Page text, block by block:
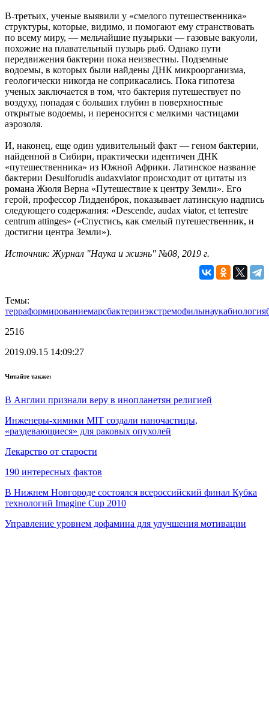
В-третьих, ученые выявили у «смелого путешественника»
структуры, которые, видимо, и помогают ему странствовать
по всему миру, — мельчайшие пузырьки — газовые вакуоли,
похожие на плавательный пузырь рыб. Однако пути
передвижения бактерии пока неизвестны. Подземные
водоемы, в которых были найдены ДНК микроорганизма,
геологически никогда не соприкасались. Пока гипотеза
ученых заключается в том, что бактерия путешествует по
воздуху, попадая с больших глубин в поверхностные
открытые водоемы, и переносится с мелкими частицами
аэрозоля.
И, наконец, еще один удивительный факт — геном бактерии,
найденной в Сибири, практически идентичен ДНК
«путешественника» из Южной Африки. Латинское название
бактерии Desulforudis audaxviator происходит от цитаты из
романа Жюля Верна «Путешествие к центру Земли». Его
герой, профессор Лидденброк, показывает латинскую надпись
следующего содержания: «Descende, audax viator, et terrestre
centrum attinges» («Спустись, как смелый путешественник, и
достигни центра Земли»).
Источник: Журнал "Наука и жизнь" №08, 2019 г.
Темы:
терраформированиемарсбактерииэкстремофилынаукабиология
2516
2019.09.15 14:09:27
Читайте также:
В Англии признали веру в инопланетян религией
Инженеры-химики MIT создали наночастицы,
«раздевающиеся» для раковых опухолей
Лекарство от старости
190 интересных фактов
В Нижнем Новгороде состоялся всероссийский финал Кубка
технологий Imagine Cup 2010
Управление уровнем дофамина для улучшения мотивации